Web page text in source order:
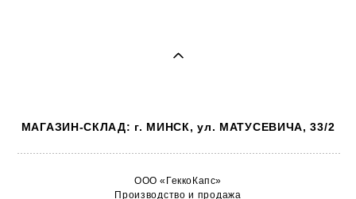
МАГАЗИН-СКЛАД: г. МИНСК, ул. МАТУСЕВИЧА, 33/2
ООО «ГеккоКапс»
Производство и продажа